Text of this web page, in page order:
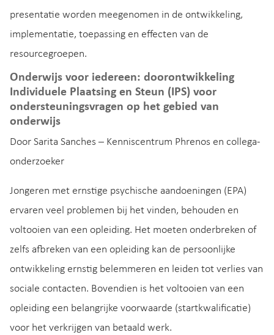
presentatie worden meegenomen in de ontwikkeling,
implementatie, toepassing en effecten van de
resourcegroepen.
Onderwijs voor iedereen: doorontwikkeling
Individuele Plaatsing en Steun (IPS) voor
ondersteuningsvragen op het gebied van
onderwijs
Door Sarita Sanches – Kenniscentrum Phrenos en collega-
onderzoeker
Jongeren met ernstige psychische aandoeningen (EPA)
ervaren veel problemen bij het vinden, behouden en
voltooien van een opleiding. Het moeten onderbreken of
zelfs afbreken van een opleiding kan de persoonlijke
ontwikkeling ernstig belemmeren en leiden tot verlies van
sociale contacten. Bovendien is het voltooien van een
opleiding een belangrijke voorwaarde (startkwalificatie)
voor het verkrijgen van betaald werk.